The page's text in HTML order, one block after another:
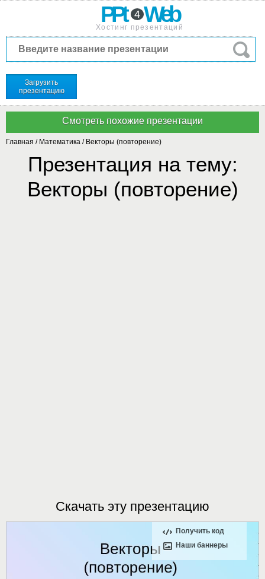
PPt 4 Web
Хостинг презентаций
Загрузить
презентацию
Главная / Математика / Векторы (повторение)
Презентация на тему:
Векторы (повторение)
Скачать эту презентацию
Получить код
Наши баннеры